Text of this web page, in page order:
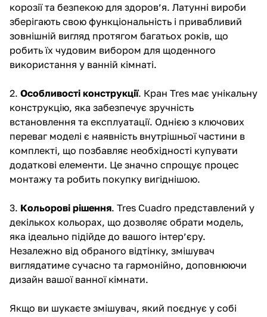
корозії та безпекою для здоров’я. Латунні вироби
зберігають свою функціональність і привабливий
зовнішній вигляд протягом багатьох років, що
робить їх чудовим вибором для щоденного
використання у ванній кімнаті.
2. Особливості конструкції. Кран Tres має унікальну
конструкцію, яка забезпечує зручність
встановлення та експлуатації. Однією з ключових
переваг моделі є наявність внутрішньої частини в
комплекті, що позбавляє необхідності купувати
додаткові елементи. Це значно спрощує процес
монтажу та робить покупку вигіднішою.
3. Кольорові рішення. Tres Cuadro представлений у
декількох кольорах, що дозволяє обрати модель,
яка ідеально підійде до вашого інтер’єру.
Незалежно від обраного відтінку, змішувач
виглядатиме сучасно та гармонійно, доповнюючи
дизайн вашої ванної кімнати.
Якщо ви шукаєте змішувач, який поєднує у собі